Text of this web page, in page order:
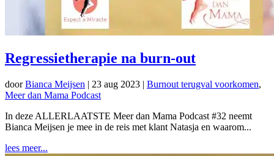
Regressietherapie na burn-out
doorBianca Meijsen | 23 aug 2023 | Burnout terugval voorkomen,
Meer dan Mama Podcast
In deze ALLERLAATSTE Meer dan Mama Podcast #32 neemt
Bianca Meijsen je mee in de reis met klant Natasja en waarom...
lees meer...